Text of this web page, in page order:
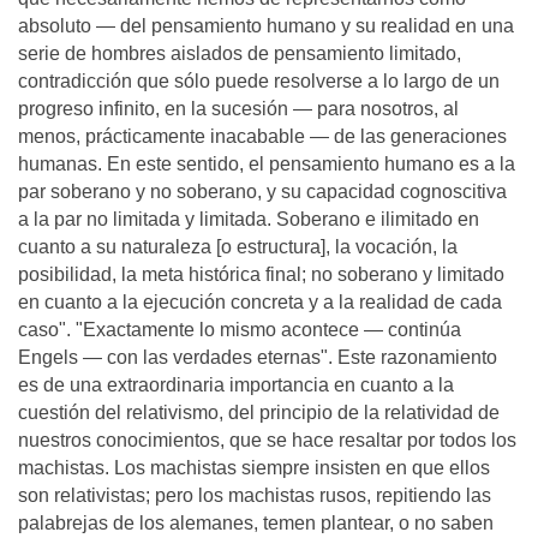
absoluto — del pensamiento humano y su realidad en una
serie de hombres aislados de pensamiento limitado,
contradicción que sólo puede resolverse a lo largo de un
progreso infinito, en la sucesión — para nosotros, al
menos, prácticamente inacabable — de las generaciones
humanas. En este sentido, el pensamiento humano es a la
par soberano y no soberano, y su capacidad cognoscitiva
a la par no limitada y limitada. Soberano e ilimitado en
cuanto a su naturaleza [o estructura], la vocación, la
posibilidad, la meta histórica final; no soberano y limitado
en cuanto a la ejecución concreta y a la realidad de cada
caso". "Exactamente lo mismo acontece — continúa
Engels — con las verdades eternas". Este razonamiento
es de una extraordinaria importancia en cuanto a la
cuestión del relativismo, del principio de la relatividad de
nuestros conocimientos, que se hace resaltar por todos los
machistas. Los machistas siempre insisten en que ellos
son relativistas; pero los machistas rusos, repitiendo las
palabrejas de los alemanes, temen plantear, o no saben